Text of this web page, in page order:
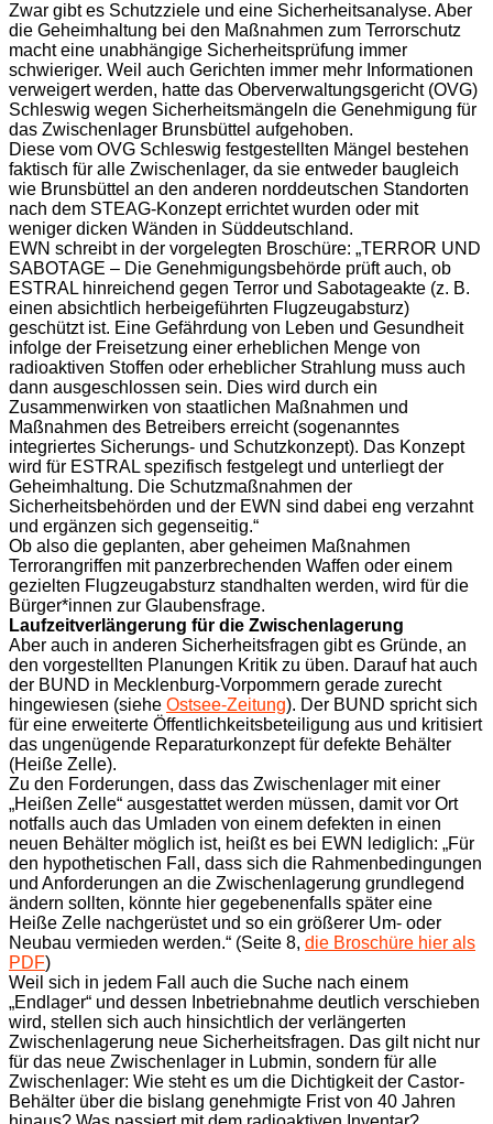
Zwar gibt es Schutzziele und eine Sicherheitsanalyse. Aber
die Geheimhaltung bei den Maßnahmen zum Terrorschutz
macht eine unabhängige Sicherheitsprüfung immer
schwieriger. Weil auch Gerichten immer mehr Informationen
verweigert werden, hatte das Oberverwaltungsgericht (OVG)
Schleswig wegen Sicherheitsmängeln die Genehmigung für
das Zwischenlager Brunsbüttel aufgehoben.
Diese vom OVG Schleswig festgestellten Mängel bestehen
faktisch für alle Zwischenlager, da sie entweder baugleich
wie Brunsbüttel an den anderen norddeutschen Standorten
nach dem STEAG-Konzept errichtet wurden oder mit
weniger dicken Wänden in Süddeutschland.
EWN schreibt in der vorgelegten Broschüre: „TERROR UND
SABOTAGE – Die Genehmigungsbehörde prüft auch, ob
ESTRAL hinreichend gegen Terror und Sabotageakte (z. B.
einen absichtlich herbeigeführten Flugzeugabsturz)
geschützt ist. Eine Gefährdung von Leben und Gesundheit
infolge der Freisetzung einer erheblichen Menge von
radioaktiven Stoffen oder erheblicher Strahlung muss auch
dann ausgeschlossen sein. Dies wird durch ein
Zusammenwirken von staatlichen Maßnahmen und
Maßnahmen des Betreibers erreicht (sogenanntes
integriertes Sicherungs- und Schutzkonzept). Das Konzept
wird für ESTRAL spezifisch festgelegt und unterliegt der
Geheimhaltung. Die Schutzmaßnahmen der
Sicherheitsbehörden und der EWN sind dabei eng verzahnt
und ergänzen sich gegenseitig.“
Ob also die geplanten, aber geheimen Maßnahmen
Terrorangriffen mit panzerbrechenden Waffen oder einem
gezielten Flugzeugabsturz standhalten werden, wird für die
Bürger*innen zur Glaubensfrage.
Laufzeitverlängerung für die Zwischenlagerung
Aber auch in anderen Sicherheitsfragen gibt es Gründe, an
den vorgestellten Planungen Kritik zu üben. Darauf hat auch
der BUND in Mecklenburg-Vorpommern gerade zurecht
hingewiesen (siehe Ostsee-Zeitung). Der BUND spricht sich
für eine erweiterte Öffentlichkeitsbeteiligung aus und kritisiert
das ungenügende Reparaturkonzept für defekte Behälter
(Heiße Zelle).
Zu den Forderungen, dass das Zwischenlager mit einer
„Heißen Zelle“ ausgestattet werden müssen, damit vor Ort
notfalls auch das Umladen von einem defekten in einen
neuen Behälter möglich ist, heißt es bei EWN lediglich: „Für
den hypothetischen Fall, dass sich die Rahmenbedingungen
und Anforderungen an die Zwischenlagerung grundlegend
ändern sollten, könnte hier gegebenenfalls später eine
Heiße Zelle nachgerüstet und so ein größerer Um- oder
Neubau vermieden werden.“ (Seite 8, die Broschüre hier als
PDF)
Weil sich in jedem Fall auch die Suche nach einem
„Endlager“ und dessen Inbetriebnahme deutlich verschieben
wird, stellen sich auch hinsichtlich der verlängerten
Zwischenlagerung neue Sicherheitsfragen. Das gilt nicht nur
für das neue Zwischenlager in Lubmin, sondern für alle
Zwischenlager: Wie steht es um die Dichtigkeit der Castor-
Behälter über die bislang genehmigte Frist von 40 Jahren